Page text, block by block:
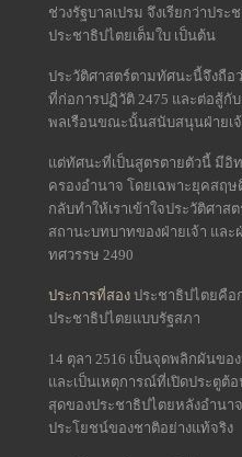
ช่วงรัฐบาลเปรม จึงเรียกว่าปร
ประชาธิปไตยเต็มใบ เป็นต้น
ประวัติศาสตร์ตามทัศนะนี้จึงถือ
ที่ก่อการปฏิวัติ 2475 และต่อสู้กั
พลเรือนขณะนั้นสนับสนุนฝ่ายเ
แต่ทัศนะที่เป็นสูตรตายตัวนี้ มีอิ
ครองอำนาจ โดยเฉพาะยุคสฤ
กลับทำให้เราเข้าใจประวัติศา
สถานะบทบาทของฝ่ายเจ้า แล
ทศวรรษ 2490
ประการที่สอง ประชาธิปไตยคือ
ประชาธิปไตยแบบรัฐสภา
14 ตุลา 2516 เป็นจุดพลิกผันขอ
และเป็นเหตุการณ์ที่เปิดประตูต้
สุดของประชาธิปไตยหลังอำน
ประโยชน์ของชาติอย่างแท้จริง